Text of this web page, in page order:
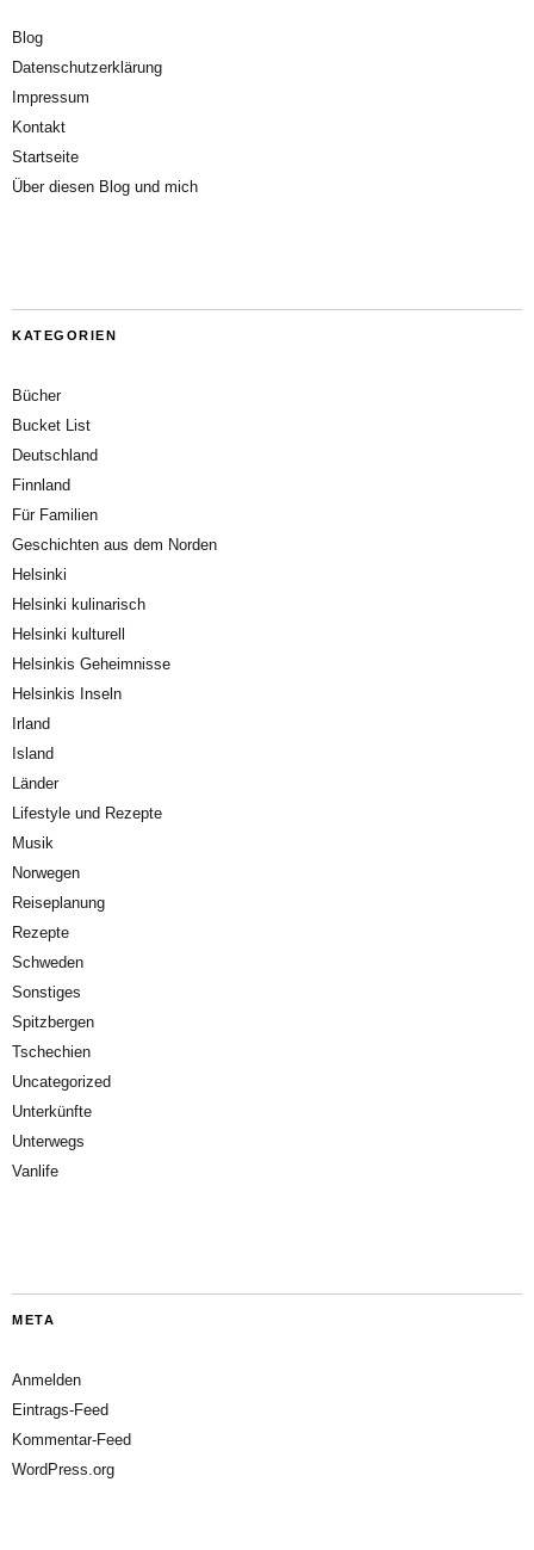
Blog
Datenschutzerklärung
Impressum
Kontakt
Startseite
Über diesen Blog und mich
KATEGORIEN
Bücher
Bucket List
Deutschland
Finnland
Für Familien
Geschichten aus dem Norden
Helsinki
Helsinki kulinarisch
Helsinki kulturell
Helsinkis Geheimnisse
Helsinkis Inseln
Irland
Island
Länder
Lifestyle und Rezepte
Musik
Norwegen
Reiseplanung
Rezepte
Schweden
Sonstiges
Spitzbergen
Tschechien
Uncategorized
Unterkünfte
Unterwegs
Vanlife
META
Anmelden
Eintrags-Feed
Kommentar-Feed
WordPress.org